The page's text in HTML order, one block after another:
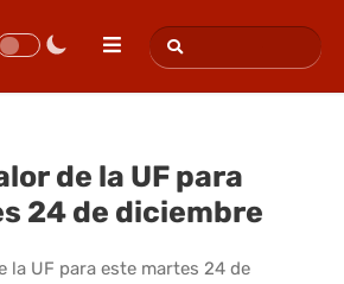
de la UF para
24 de diciembre
la UF para este martes 24 de